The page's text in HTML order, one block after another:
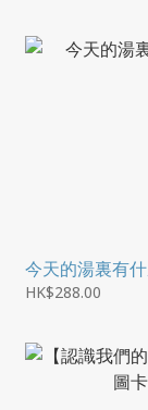
今天的湯裏有
HK$288.00